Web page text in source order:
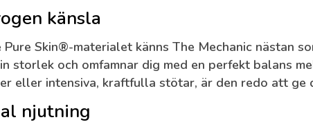
känsla
Pure Skin®-materialet känns The Mechanic nästan
storlek och omfamnar dig med en perfekt balans
eller intensiva, kraftfulla stötar, är den redo att ge
njutning